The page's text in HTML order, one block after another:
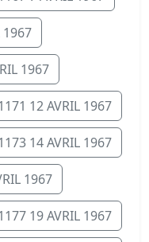
1967
1967
12 AVRIL 1967
14 AVRIL 1967
1967
19 AVRIL 1967